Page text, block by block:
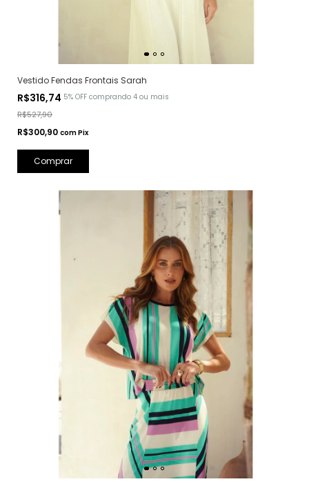
Vestido Fendas Frontais Sarah
R$316,74 5% OFF comprando 4 ou mais
R$527,90
R$300,90 comPix
Comprar